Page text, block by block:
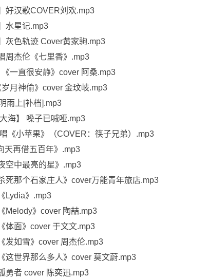
好汉歌COVER刘欢.mp3
水星记.mp3
灰色轨迹 Cover黄家驹.mp3
周杰伦《七里香》.mp3
一直很安静》cover 阿桑.mp3
月神偷》cover 金玟岐.mp3
雨上[补档].mp3
海】 嗓子已喊哑.mp3
《小苹果》（COVER：筷子兄弟）.mp3
天再借五百年》.mp3
空中最亮的星》.mp3
死那个石家庄人》cover万能青年旅店.mp3
Lydia》.mp3
Melody》cover 陶喆.mp3
体面》cover 于文文.mp3
发如雪》cover 周杰伦.mp3
这世界那么多人》cover 莫文蔚.mp3
勇者 cover 陈奕迅.mp3